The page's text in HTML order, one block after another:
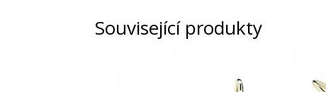
Související produkty